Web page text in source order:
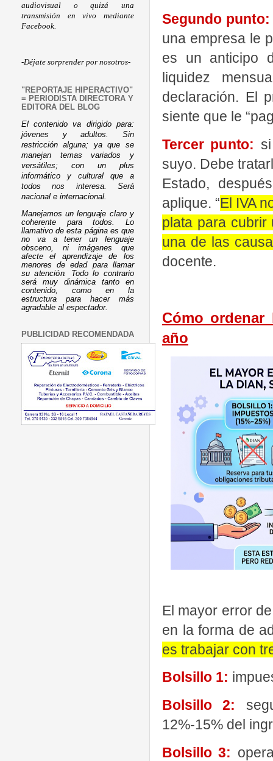
Segundo punto:
una empresa le
es un anticipo
liquidez
declaración. El
siente que le
Tercer punto:
suyo. Debe
Estado,
aplique. “El IVA
plata para cubrir
una de las
docente.
Cómo
año
El mayor error
en la forma de
es trabajar con
Bolsillo 1:
Bolsillo 2:
12%-15% del
Bolsillo 3:
audiovisual o quizá una
transmisión en vivo mediante
Facebook.
-Déjate sorprender por nosotros-
"REPORTAJE HIPERACTIVO"
= PERIODISTA DIRECTORA Y
EDITORA DEL BLOG
El contenido va dirigido para:
jóvenes y adultos. Sin
restricción alguna; ya que se
manejan temas variados y
versátiles; con un plus
informático y cultural que a
todos nos interesa. Será
nacional e internacional.
Manejamos un lenguaje claro y
coherente para todos. Lo
llamativo de esta página es que
no va a tener un lenguaje
obsceno, ni imágenes que
afecte el aprendizaje de los
menores de edad para llamar
su atención. Todo lo contrario
será muy dinámica tanto en
contenido, como en la
estructura para hacer más
agradable al espectador.
PUBLICIDAD RECOMENDADA